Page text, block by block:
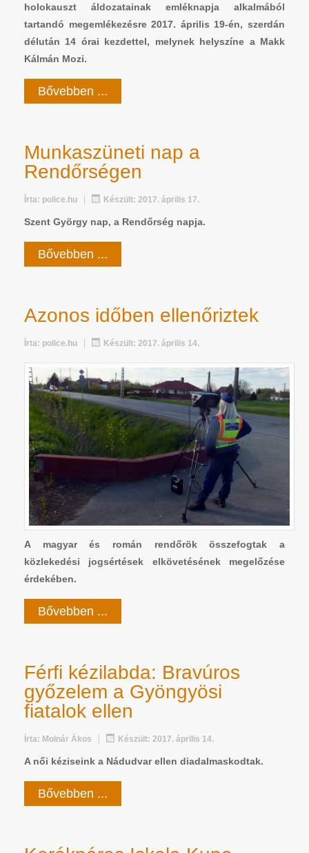
holokauszt áldozatainak emléknapja alkalmából
tartandó megemlékezésre 2017. április 19-én, szerdán
délután 14 órai kezdettel, melynek helyszíne a Makk
Kálmán Mozi.
Bővebben ...
Munkaszüneti nap a
Rendőrségen
Írta: police.hu Készült: 2017. április 17.
Szent György nap, a Rendőrség napja.
Bővebben ...
Azonos időben ellenőriztek
Írta: police.hu Készült: 2017. április 14.
A magyar és román rendőrök összefogtak a
közlekedési jogsértések elkövetésének megelőzése
érdekében.
Bővebben ...
Férfi kézilabda: Bravúros
győzelem a Gyöngyösi
fiatalok ellen
Írta: Molnár Ákos Készült: 2017. április 14.
A női kéziseink a Nádudvar ellen diadalmaskodtak.
Bővebben ...